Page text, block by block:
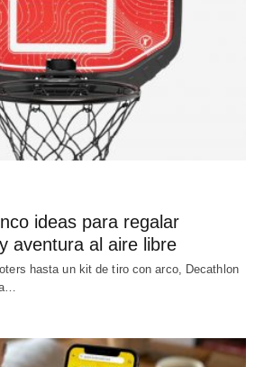
ideas para regalar
aventura al aire libre
hasta un kit de tiro con arco, Decathlon